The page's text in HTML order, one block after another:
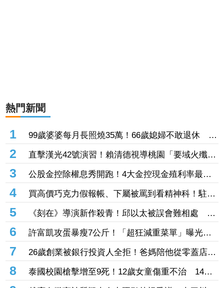
熱門新聞
1
99歲婆婆每月長照燒35萬！66歲媳婦不敢退休 嘆
72歲尪想退也「負擔不起」
2
直擊漢光42號演習！賴清德視導桃園「要域火殲」
慰問參演官兵辛勞
3
公股金控除權息秀開跑！4大金控現金殖利率最高
3.66％ 除息日、股利一次看
4
買高價巧克力假報帳、下屬被罵到看精神科！駐日
內瓦處長爆重大醜聞 外交部收134頁申訴書啟動
調查
5
《刻在》導演新作殺青！邱以太被誤會難相處
Ni!KA萊恩遭足球重擊「正中要害」
6
許富凱攻蛋暴瘦7公斤！「超狂減重菜單」曝光
有望高雄巨蛋開唱他給答案了
7
26歲創業被銀行投資人全拒！爸媽陪他從零蓋店
如今年收破322億、擁1600家門市
8
泰國校園槍擊增至9死！12歲女童傷重不治 14歲
槍手先殺祖父母再闖校